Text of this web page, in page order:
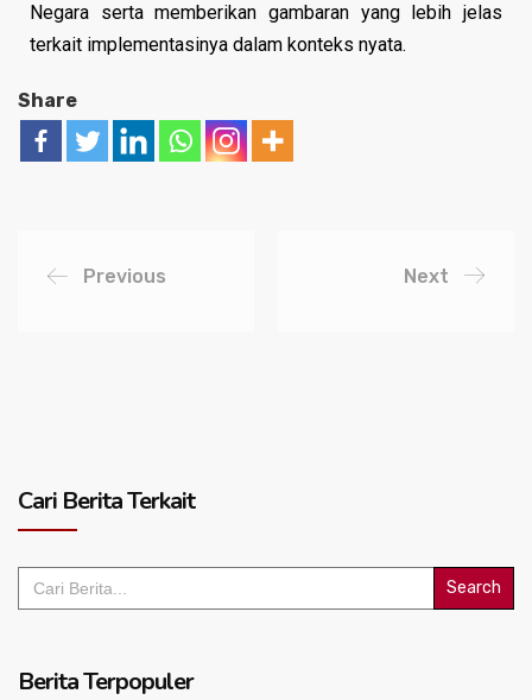
Negara serta memberikan gambaran yang lebih jelas
terkait implementasinya dalam konteks nyata.
Share
Previous Next
Cari Berita Terkait
Search
for:
Berita Terpopuler